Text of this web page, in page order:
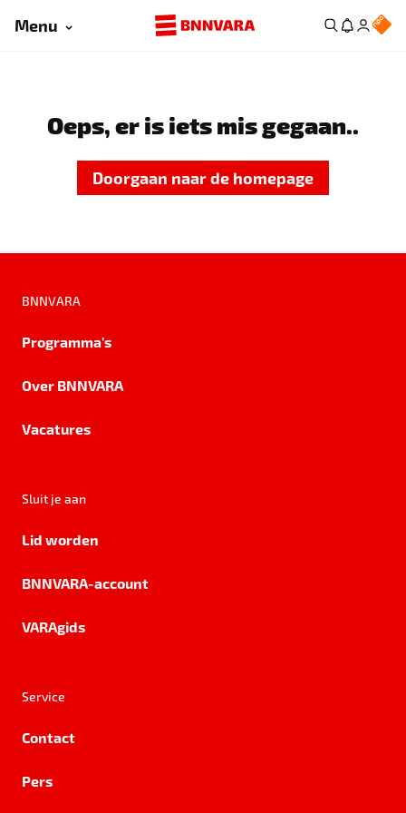
Menu
Oeps, er is iets mis gegaan..
Doorgaan naar de homepage
BNNVARA
Programma's
Over BNNVARA
Vacatures
Sluit je aan
Lid worden
BNNVARA-account
VARAgids
Service
Contact
Pers